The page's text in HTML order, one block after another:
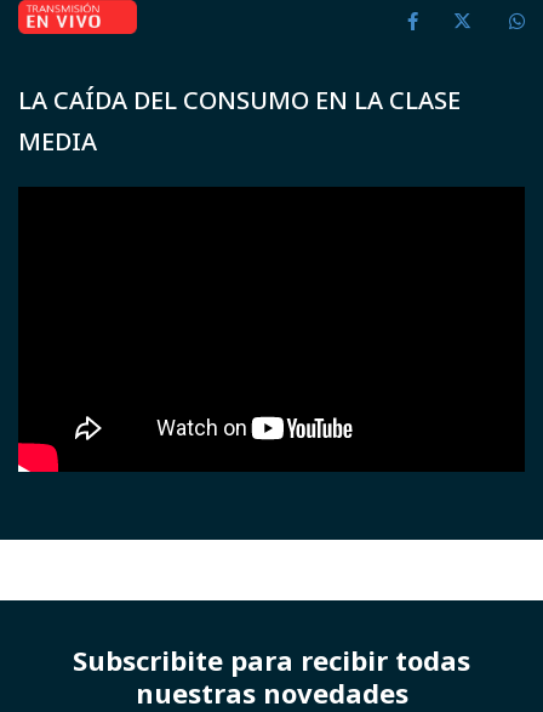
LA CAÍDA DEL CONSUMO EN LA CLASE
MEDIA
Subscribite para recibir todas
nuestras novedades